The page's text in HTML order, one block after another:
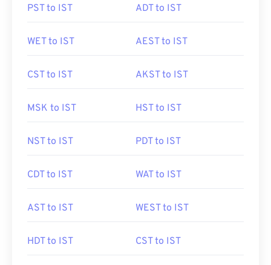
PST to IST ADT to IST
WET to IST AEST to IST
CST to IST AKST to IST
MSK to IST HST to IST
NST to IST PDT to IST
CDT to IST WAT to IST
AST to IST WEST to IST
HDT to IST CST to IST